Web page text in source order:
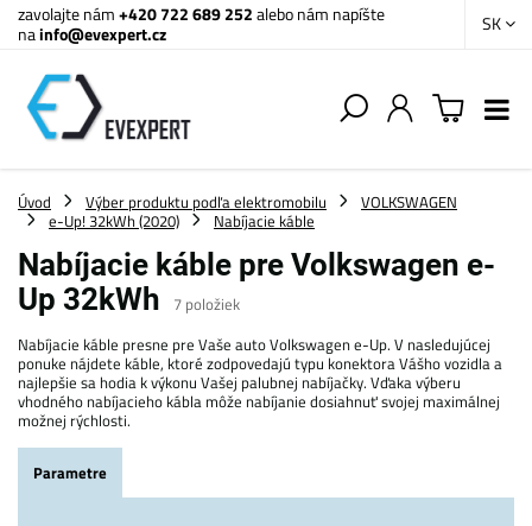
zavolajte nám+420 722 689 252alebo nám napíšte
nainfo@evexpert.cz SK
Úvod Výber produktu podľa elektromobilu
VOLKSWAGEN
e-Up! 32kWh (2020)
Nabíjacie káble
Nabíjacie káble pre Volkswagen e-
Up 32kWh
7 položiek
Nabíjacie káble presne pre Vaše auto Volkswagen e-Up. V nasledujúcej
ponuke nájdete káble, ktoré zodpovedajú typu konektora Vášho vozidla a
najlepšie sa hodia k výkonu Vašej palubnej nabíjačky. Vďaka výberu
vhodného nabíjacieho kábla môže nabíjanie dosiahnuť svojej maximálnej
možnej rýchlosti.
Parametre